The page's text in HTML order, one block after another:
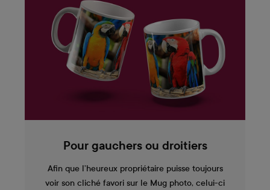
Pour gauchers ou droitiers
Afin que l’heureux propriétaire puisse toujours
voir son cliché favori sur le Mug photo, celui-ci